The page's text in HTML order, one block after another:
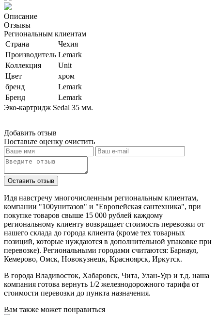
Описание
Отзывы
Региональным клиентам
Страна
Чехия
Производитель Lemark
Коллекция
Unit
Цвет
хром
бренд
Lemark
Бренд
Lemark
Эко-картридж Sedal 35 мм.
Добавить отзыв
Поставьте оценку очистить
Идя навстречу многочисленным региональным клиентам,
компании "100унитазов" и "Европейская сантехника", при
покупке товаров свыше 15 000 рублей каждому
региональному клиенту возвращает стоимость перевозки от
нашего склада до города клиента (кроме тех товарных
позиций, которые нуждаются в дополнительной упаковке при
перевозке). Региональными городами считаются: Барнаул,
Кемерово, Омск, Новокузнецк, Красноярск, Иркутск.
В города Владивосток, Хабаровск, Чита, Улан-Удэ и т.д. наша
компания готова вернуть 1/2 железнодорожного тарифа от
стоимости перевозки до пункта назначения.
Вам также может понравиться